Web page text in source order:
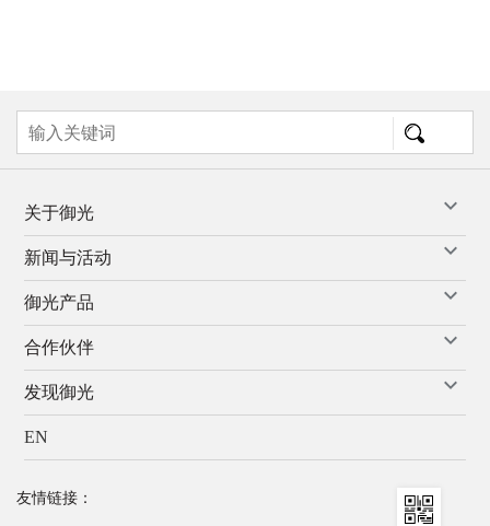
关于御光
新闻与活动
御光产品
合作伙伴
发现御光
EN
友情链接：